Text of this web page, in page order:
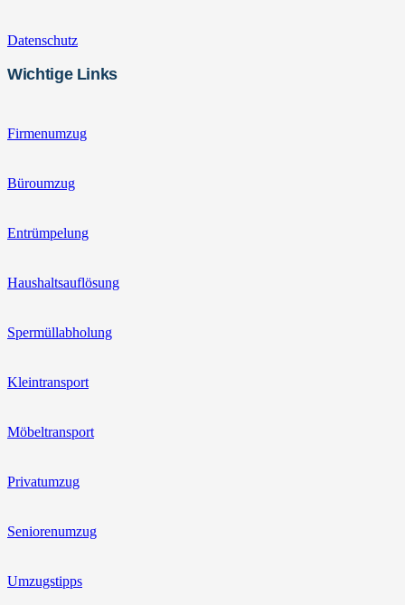
Datenschutz
Wichtige Links
Firmenumzug
Büroumzug
Entrümpelung
Haushaltsauflösung
Spermüllabholung
Kleintransport
Möbeltransport
Privatumzug
Seniorenumzug
Umzugstipps